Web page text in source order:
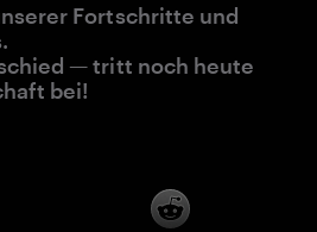
Fortschritte und
— tritt noch heute
bei!